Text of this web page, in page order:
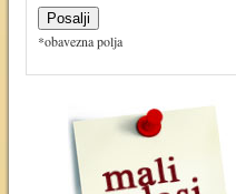
*obavezna polja